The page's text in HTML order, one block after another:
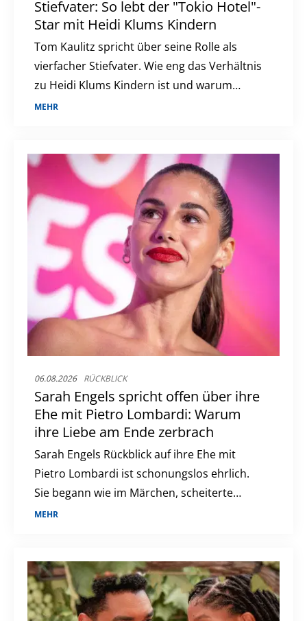
Stiefvater: So lebt der "Tokio Hotel"-
Star mit Heidi Klums Kindern
Tom Kaulitz spricht über seine Rolle als
vierfacher Stiefvater. Wie eng das Verhältnis
zu Heidi Klums Kindern ist und warum
eigener Nachwuchs kein Thema ist.
MEHR
06.08.2026 RÜCKBLICK
Sarah Engels spricht offen über ihre
Ehe mit Pietro Lombardi: Warum
ihre Liebe am Ende zerbrach
Sarah Engels Rückblick auf ihre Ehe mit
Pietro Lombardi ist schonungslos ehrlich.
Sie begann wie im Märchen, scheiterte
jedoch letztlich am enormen Druck.
MEHR